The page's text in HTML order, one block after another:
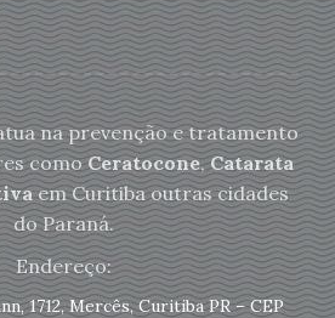
na prevenção e tratamento
comoCeratocone,Catarata
em Curitiba outras cidades
do Paraná.
Endereço:
1712, Mercês, Curitiba PR – CEP